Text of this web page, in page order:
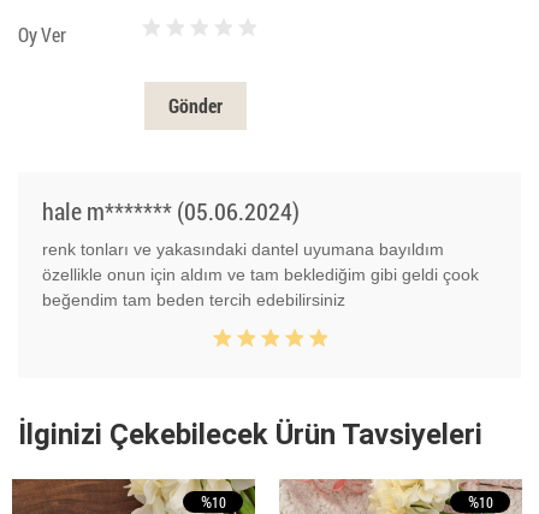
Oy Ver
Gönder
hale m******* (05.06.2024)
renk tonları ve yakasındaki dantel uyumana bayıldım
özellikle onun için aldım ve tam beklediğim gibi geldi çook
beğendim tam beden tercih edebilirsiniz
İlginizi Çekebilecek Ürün Tavsiyeleri
%10 %10